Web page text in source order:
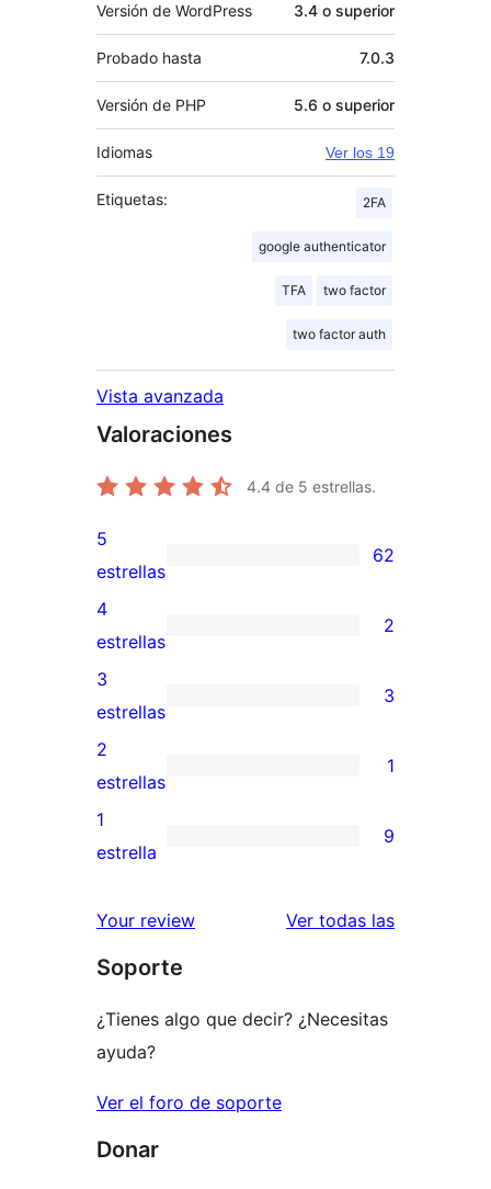
Versión de WordPress 3.4 o superior
Probado hasta 7.0.3
Versión de PHP 5.6 o superior
Idiomas Ver los 19
Etiquetas: 2FA
google authenticator
TFA two factor
two factor auth
Vista avanzada
Valoraciones
4.4 de 5 estrellas.
62
valoraciones
de
5
estrellas
5
estrellas
62
2
valoraciones
de
4
estrellas
4
estrellas
2
3
valoraciones
de
3
estrellas
3
estrellas
3
1
valoración
de
estrellas
2
estrellas
1
9
de
estrellas
1
estrella
9
Your review Ver todas las
Soporte
¿Tienes algo que decir? ¿Necesitas
ayuda?
Ver el foro de soporte
Donar